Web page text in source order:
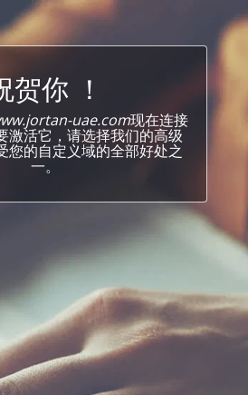
贺你 ！
uae.com现在连接
激活它，请选择我们的高级
您的自定义域的全部好处之
一。